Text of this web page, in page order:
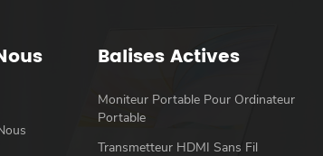
Balises Actives
Moniteur Portable Pour Ordinateur
Portable
Transmetteur HDMI Sans Fil